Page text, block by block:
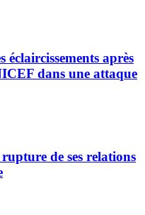
éclaircissements après
dans une attaque
de ses relations